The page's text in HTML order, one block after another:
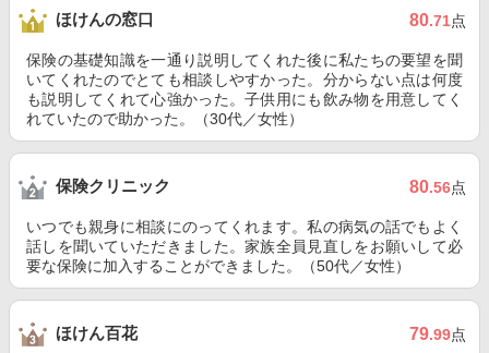
ほけんの窓口 80.71点
保険の基礎知識を一通り説明してくれた後に私たちの要望を聞
いてくれたのでとても相談しやすかった。分からない点は何度
も説明してくれて心強かった。子供用にも飲み物を用意してく
れていたので助かった。（30代／女性）
保険クリニック 80.56点
いつでも親身に相談にのってくれます。私の病気の話でもよく
話しを聞いていただきました。家族全員見直しをお願いして必
要な保険に加入することができました。（50代／女性）
ほけん百花 79.99点